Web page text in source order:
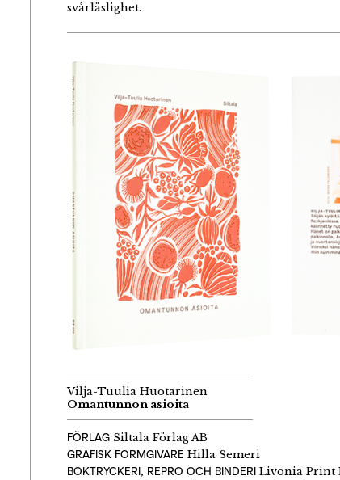
svårläslighet.
Vilja-Tuulia Huotarinen
Omantunnon asioita
FÖRLAG Siltala Förlag AB
GRAFISK FORMGIVARE Hilla Semeri
BOKTRYCKERI, REPRO OCH BINDERI Livonia Print